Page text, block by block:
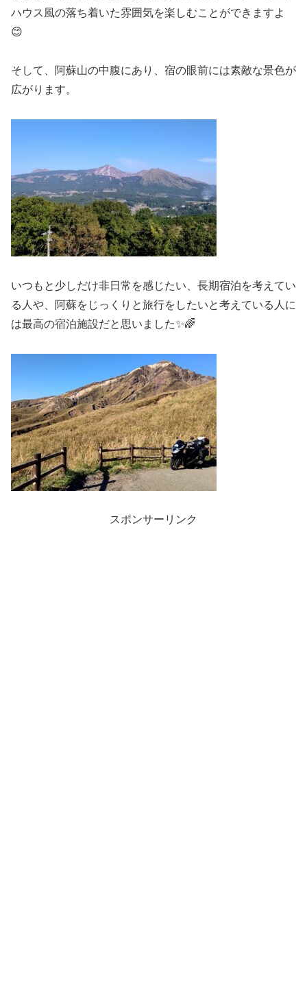
ハウス風の落ち着いた雰囲気を楽しむことができますよ
😊
そして、阿蘇山の中腹にあり、宿の眼前には素敵な景色が
広がります。
いつもと少しだけ非日常を感じたい、長期宿泊を考えてい
る人や、阿蘇をじっくりと旅行をしたいと考えている人に
は最高の宿泊施設だと思いました✨🌈
スポンサーリンク